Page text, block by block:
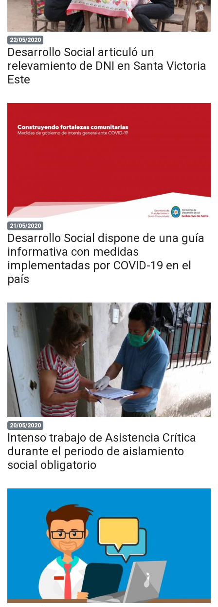
22/05/2020
Desarrollo Social articuló un
relevamiento de DNI en Santa Victoria
Este
21/05/2020
Desarrollo Social dispone de una guía
informativa con medidas
implementadas por COVID-19 en el
país
20/05/2020
Intenso trabajo de Asistencia Crítica
durante el periodo de aislamiento
social obligatorio